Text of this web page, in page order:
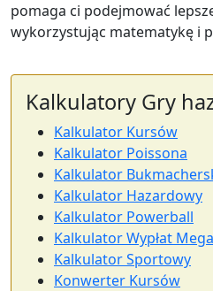
pomaga ci podejmować
wykorzystując matematykę i
Kalkulatory Gry
Kalkulator Kursów
Kalkulator Poissona
Kalkulator
Kalkulator Hazardowy
Kalkulator Powerball
Kalkulator Wypłat
Kalkulator Sportowy
Konwerter Kursów